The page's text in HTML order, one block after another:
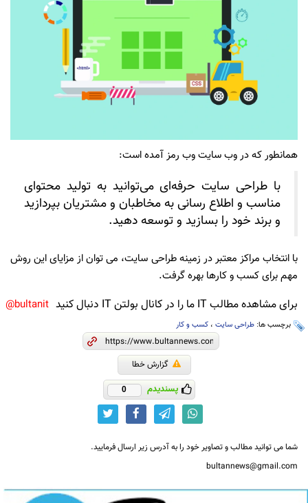
همانطور که در وب سایت وب رمز آمده است:
با طراحی سایت حرفه‌ای می‌توانید به تولید محتوای
مناسب و اطلاع رسانی به مخاطبان و مشتریان بپردازید
و برند خود را بسازید و توسعه دهید.
با انتخاب مراکز معتبر در زمینه طراحی سایت، می توان از مزایای این روش
مهم برای کسب و کارها بهره گرفت.
برای مشاهده مطالب IT ما را در کانال بولتن IT دنبال کنید bultanit@
برچسب ها: طراحی سایت ، کسب و کار
گزارش خطا
پسندیدم 0
شما می توانید مطالب و تصاویر خود را به آدرس زیر ارسال فرمایید.
bultannews@gmail.com